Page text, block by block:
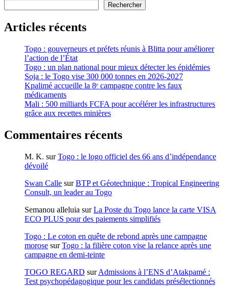
Rechercher
Articles récents
Togo : gouverneurs et préfets réunis à Blitta pour améliorer
l’action de l’État
Togo : un plan national pour mieux détecter les épidémies
Soja : le Togo vise 300 000 tonnes en 2026-2027
Kpalimé accueille la 8ᵉ campagne contre les faux
médicaments
Mali : 500 milliards FCFA pour accélérer les infrastructures
grâce aux recettes minières
Commentaires récents
M. K. surTogo : le logo officiel des 66 ans d’indépendance
dévoilé
Swan Calle surBTP et Géotechnique : Tropical Engineering
Consult, un leader au Togo
Semanou alleluia surLa Poste du Togo lance la carte VISA
ECO PLUS pour des paiements simplifiés
Togo : Le coton en quête de rebond après une campagne
morose surTogo : la filière coton vise la relance après une
campagne en demi-teinte
TOGO REGARD surAdmissions à l’ENS d’Atakpamé :
Test psychopédagogique pour les candidats présélectionnés